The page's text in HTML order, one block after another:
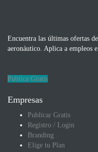
Encuentra las últimas ofertas
aeronáutico. Aplica a empleos
Publica Gratis
Empresas
Publicar Gratis
Registro / Login
Branding
Elige tu Plan